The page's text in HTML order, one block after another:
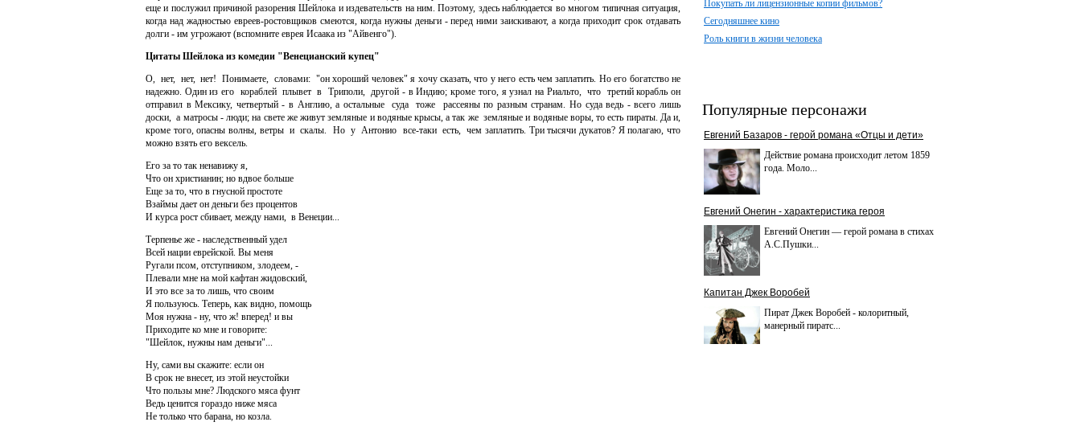
еще и послужил причиной разорения Шейлока и издевательств на ним. Поэтому, здесь наблюдается во многом типичная ситуация,
когда над жадностью евреев-ростовщиков смеются, когда нужны деньги - перед ними заискивают, а когда приходит срок отдавать
долги - им угрожают (вспомните еврея Исаака из "Айвенго").
Цитаты Шейлока из комедии "Венецианский купец"
О, нет, нет, нет! Понимаете, словами: "он хороший человек" я хочу сказать, что у него есть чем заплатить. Но его богатство не
надежно. Один из его кораблей плывет в Триполи, другой - в Индию; кроме того, я узнал на Риальто, что третий корабль он
отправил в Мексику, четвертый - в Англию, а остальные суда тоже рассеяны по разным странам. Но суда ведь - всего лишь
доски, а матросы - люди; на свете же живут земляные и водяные крысы, а так же земляные и водяные воры, то есть пираты. Да и,
кроме того, опасны волны, ветры и скалы. Но у Антонио все-таки есть, чем заплатить. Три тысячи дукатов? Я полагаю, что
можно взять его вексель.
Его за то так ненавижу я,
Что он христианин; но вдвое больше
Еще за то, что в гнусной простоте
Взаймы дает он деньги без процентов
И курса рост сбивает, между нами, в Венеции...
Терпенье же - наследственный удел
Всей нации еврейской. Вы меня
Ругали псом, отступником, злодеем, -
Плевали мне на мой кафтан жидовский,
И это все за то лишь, что своим
Я пользуюсь. Теперь, как видно, помощь
Моя нужна - ну, что ж! вперед! и вы
Приходите ко мне и говорите:
"Шейлок, нужны нам деньги"...
Ну, сами вы скажите: если он
В срок не внесет, из этой неустойки
Что пользы мне? Людского мяса фунт
Ведь ценится гораздо ниже мяса
Не только что барана, но козла.
Покупать ли лицензионные копии фильмов?
Сегодняшнее кино
Роль книги в жизни человека
Популярные персонажи
Евгений Базаров - герой романа «Отцы и дети»
Действие романа происходит летом 1859
года. Моло...
Евгений Онегин - характеристика героя
Евгений Онегин — герой романа в стихах
А.С.Пушки...
Капитан Джек Воробей
Пират Джек Воробей - колоритный,
манерный пиратс...